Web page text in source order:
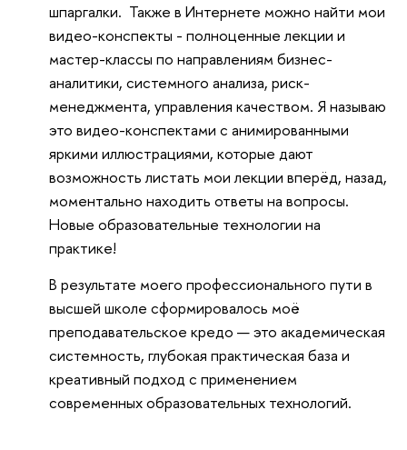
шпаргалки. Также в Интернете можно найти мои
видео-конспекты - полноценные лекции и
мастер-классы по направлениям бизнес-
аналитики, системного анализа, риск-
менеджмента, управления качеством. Я называю
это видео-конспектами с анимированными
яркими иллюстрациями, которые дают
возможность листать мои лекции вперёд, назад,
моментально находить ответы на вопросы.
Новые образовательные технологии на
практике!
В результате моего профессионального пути в
высшей школе сформировалось моё
преподавательское кредо — это академическая
системность, глубокая практическая база и
креативный подход с применением
современных образовательных технологий.